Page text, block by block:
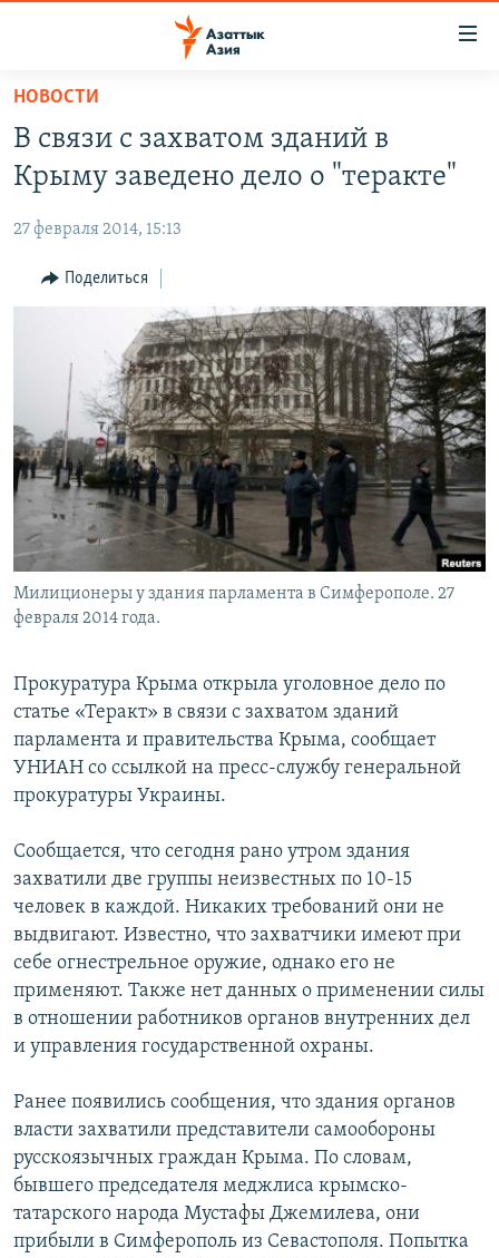
Вернуться
основному
содержанию
Вернутся
навигации
Вернутся
УЗБЕКИСТАН
ТАДЖИКИСТАН
ВОЙНА В УКРАИНЕ
НА ДРУГИХ ЯЗЫКАХ
ҚАЗАҚША
ЎЗБЕКЧА
ТОҶИКӢ
TÜRKMENÇE
Все сайты РСЕ/РС
НОВОСТИ
В связи с захватом зданий в
Крыму заведено дело о "теракте"
27 февраля 2014, 15:13
Поделиться
Милиционеры у здания парламента в Симферополе. 27
февраля 2014 года.
Прокуратура Крыма открыла уголовное дело по
статье «Теракт» в связи с захватом зданий
парламента и правительства Крыма, сообщает
УНИАН со ссылкой на пресс-службу генеральной
прокуратуры Украины.
Сообщается, что сегодня рано утром здания
захватили две группы неизвестных по 10-15
человек в каждой. Никаких требований они не
выдвигают. Известно, что захватчики имеют при
себе огнестрельное оружие, однако его не
применяют. Также нет данных о применении силы
в отношении работников органов внутренних дел
и управления государственной охраны.
Ранее появились сообщения, что здания органов
власти захватили представители самообороны
русскоязычных граждан Крыма. По словам,
бывшего председателя меджлиса крымско-
татарского народа Мустафы Джемилева, они
прибыли в Симферополь из Севастополя. Попытка